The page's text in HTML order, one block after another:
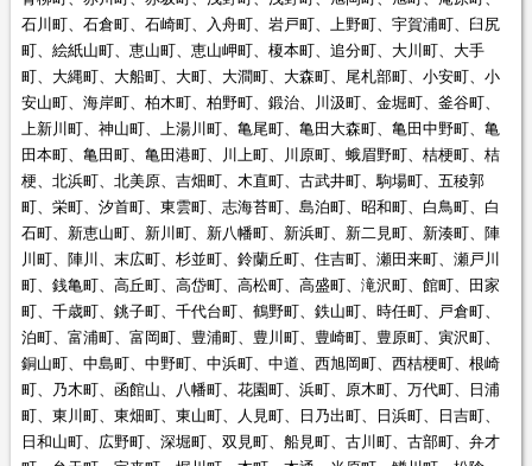
石川町、石倉町、石崎町、入舟町、岩戸町、上野町、宇賀浦町、臼尻
町、絵紙山町、恵山町、恵山岬町、榎本町、追分町、大川町、大手
町、大縄町、大船町、大町、大澗町、大森町、尾札部町、小安町、小
安山町、海岸町、柏木町、柏野町、鍛治、川汲町、金堀町、釜谷町、
上新川町、神山町、上湯川町、亀尾町、亀田大森町、亀田中野町、亀
田本町、亀田町、亀田港町、川上町、川原町、蛾眉野町、桔梗町、桔
梗、北浜町、北美原、吉畑町、木直町、古武井町、駒場町、五稜郭
町、栄町、汐首町、東雲町、志海苔町、島泊町、昭和町、白鳥町、白
石町、新恵山町、新川町、新八幡町、新浜町、新二見町、新湊町、陣
川町、陣川、末広町、杉並町、鈴蘭丘町、住吉町、瀬田来町、瀬戸川
町、銭亀町、高丘町、高岱町、高松町、高盛町、滝沢町、館町、田家
町、千歳町、銚子町、千代台町、鶴野町、鉄山町、時任町、戸倉町、
泊町、富浦町、富岡町、豊浦町、豊川町、豊崎町、豊原町、寅沢町、
銅山町、中島町、中野町、中浜町、中道、西旭岡町、西桔梗町、根崎
町、乃木町、函館山、八幡町、花園町、浜町、原木町、万代町、日浦
町、東川町、東畑町、東山町、人見町、日乃出町、日浜町、日吉町、
日和山町、広野町、深堀町、双見町、船見町、古川町、古部町、弁才